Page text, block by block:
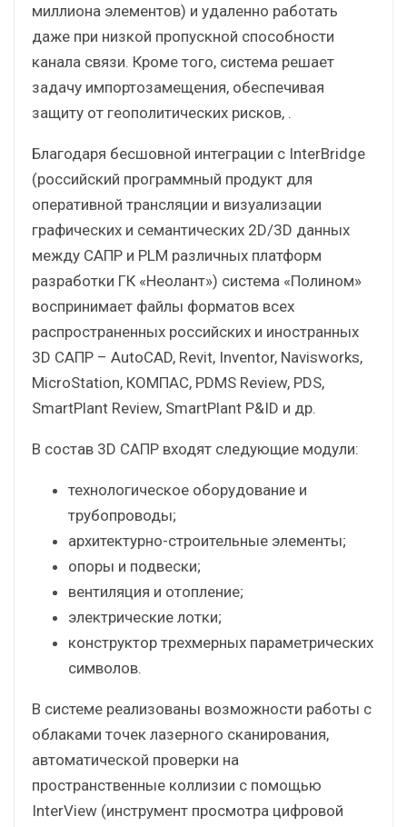
миллиона элементов) и удаленно работать
даже при низкой пропускной способности
канала связи. Кроме того, система решает
задачу импортозамещения, обеспечивая
защиту от геополитических рисков, .
Благодаря бесшовной интеграции с InterBridge
(российский программный продукт для
оперативной трансляции и визуализации
графических и семантических 2D/3D данных
между САПР и PLM различных платформ
разработки ГК «Неолант») система «Полином»
воспринимает файлы форматов всех
распространенных российских и иностранных
3D САПР – AutoCAD, Revit, Inventor, Navisworks,
MicroStation, КОМПАС, PDMS Review, PDS,
SmartPlant Review, SmartPlant P&ID и др.
В состав 3D САПР входят следующие модули:
технологическое оборудование и
трубопроводы;
архитектурно-строительные элементы;
опоры и подвески;
вентиляция и отопление;
электрические лотки;
конструктор трехмерных параметрических
символов.
В системе реализованы возможности работы с
облаками точек лазерного сканирования,
автоматической проверки на
пространственные коллизии с помощью
InterView (инструмент просмотра цифровой